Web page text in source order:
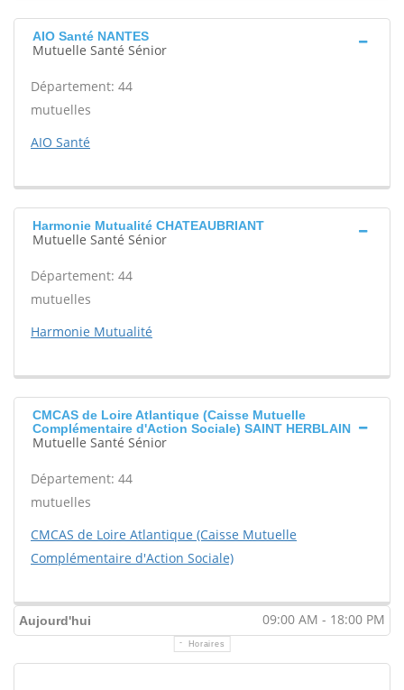
AIO Santé NANTES
Mutuelle Santé Sénior
Département: 44
mutuelles
AIO Santé
Harmonie Mutualité CHATEAUBRIANT
Mutuelle Santé Sénior
Département: 44
mutuelles
Harmonie Mutualité
CMCAS de Loire Atlantique (Caisse Mutuelle
Complémentaire d'Action Sociale) SAINT HERBLAIN
Mutuelle Santé Sénior
Département: 44
mutuelles
CMCAS de Loire Atlantique (Caisse Mutuelle
Complémentaire d'Action Sociale)
Aujourd'hui 09:00 AM - 18:00 PM
Horaires